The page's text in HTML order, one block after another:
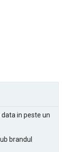
in peste un
brandul